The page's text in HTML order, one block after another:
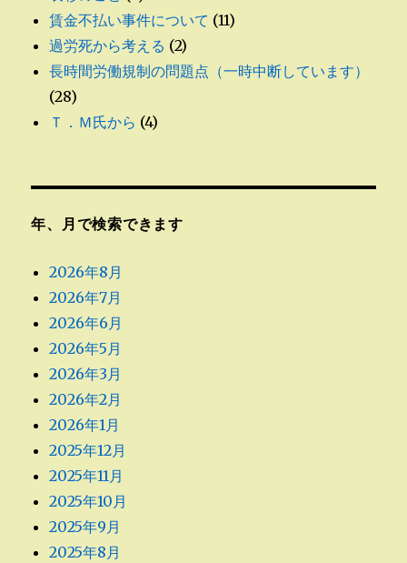
賃金不払い事件について (11)
過労死から考える (2)
長時間労働規制の問題点（一時中断しています）
(28)
Ｔ．Ｍ氏から (4)
年、月で検索できます
2026年8月
2026年7月
2026年6月
2026年5月
2026年3月
2026年2月
2026年1月
2025年12月
2025年11月
2025年10月
2025年9月
2025年8月